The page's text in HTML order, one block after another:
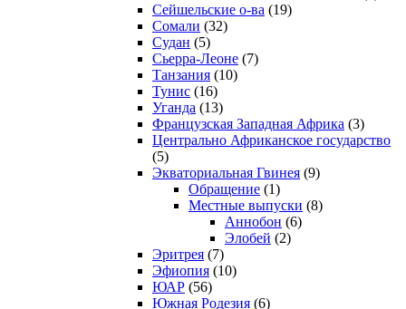
Сейшельские о-ва (19)
Сомали (32)
Судан (5)
Сьерра-Леоне (7)
Танзания (10)
Тунис (16)
Уганда (13)
Французская Западная Африка (3)
Центрально Африканское государство
(5)
Экваториальная Гвинея (9)
Обращение (1)
Местные выпуски (8)
Аннобон (6)
Элобей (2)
Эритрея (7)
Эфиопия (10)
ЮАР (56)
Южная Родезия (6)